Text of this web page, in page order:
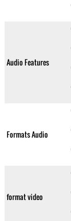
Audio Features
Formats Audio
format video